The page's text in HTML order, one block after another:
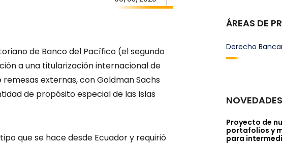
de Banco del Pacífico (el segundo
a una titularización internacional de
externas, con Goldman Sachs
de propósito especial de las Islas
que se hace desde Ecuador y requirió
ÁREAS DE
Derecho
Proyecto de
portafolios y
para